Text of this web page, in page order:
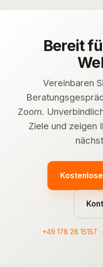
Bereit
Vereinbaren
Zoom.
Ziele und zeigen
+49 178 28 15157 ·